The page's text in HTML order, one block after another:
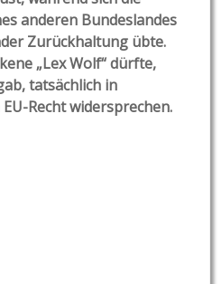
anderen Bundeslandes
Zurückhaltung übte.
„Lex Wolf“ dürfte,
tatsächlich in
Recht widersprechen.